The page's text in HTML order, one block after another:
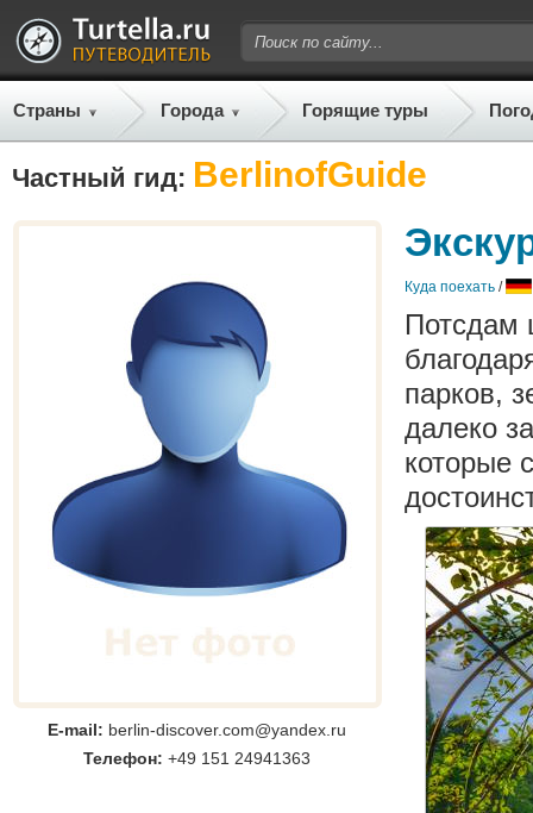
Страны Города Горящие туры
Частный гид: BerlinofGuide
E-mail: berlin-discover.com@yandex.ru
Телефон:+49 151 24941363
Куда поехать /
Потсдам
парков,
далеко
которые